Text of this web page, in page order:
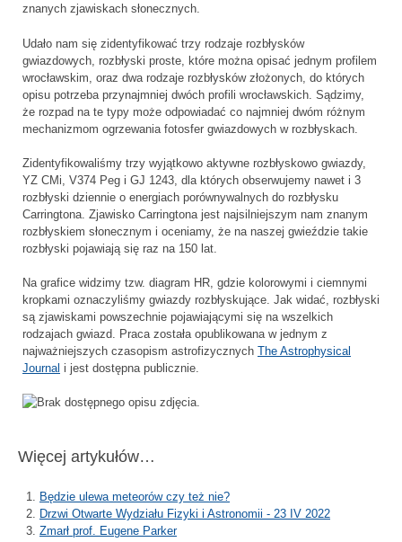
znanych zjawiskach słonecznych.
Udało nam się zidentyfikować trzy rodzaje rozbłysków
gwiazdowych, rozbłyski proste, które można opisać jednym profilem
wrocławskim, oraz dwa rodzaje rozbłysków złożonych, do których
opisu potrzeba przynajmniej dwóch profili wrocławskich. Sądzimy,
że rozpad na te typy może odpowiadać co najmniej dwóm różnym
mechanizmom ogrzewania fotosfer gwiazdowych w rozbłyskach.
Zidentyfikowaliśmy trzy wyjątkowo aktywne rozbłyskowo gwiazdy,
YZ CMi, V374 Peg i GJ 1243, dla których obserwujemy nawet i 3
rozbłyski dziennie o energiach porównywalnych do rozbłysku
Carringtona. Zjawisko Carringtona jest najsilniejszym nam znanym
rozbłyskiem słonecznym i oceniamy, że na naszej gwieździe takie
rozbłyski pojawiają się raz na 150 lat.
Na grafice widzimy tzw. diagram HR, gdzie kolorowymi i ciemnymi
kropkami oznaczyliśmy gwiazdy rozbłyskujące. Jak widać, rozbłyski
są zjawiskami powszechnie pojawiającymi się na wszelkich
rodzajach gwiazd. Praca została opublikowana w jednym z
najważniejszych czasopism astrofizycznych The Astrophysical
Journal i jest dostępna publicznie.
Więcej artykułów…
Będzie ulewa meteorów czy też nie?
Drzwi Otwarte Wydziału Fizyki i Astronomii - 23 IV 2022
Zmarł prof. Eugene Parker